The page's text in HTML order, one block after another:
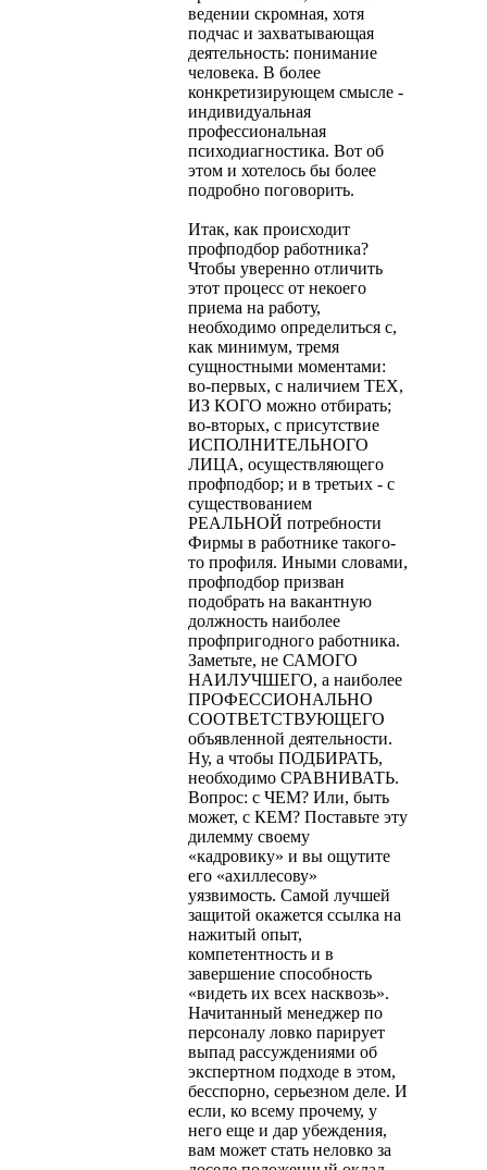
ведении скромная, хотя
подчас и захватывающая
деятельность: понимание
человека. В более
конкретизирующем смысле -
индивидуальная
профессиональная
психодиагностика. Вот об
этом и хотелось бы более
подробно поговорить.
Итак, как происходит
профподбор работника?
Чтобы уверенно отличить
этот процесс от некоего
приема на работу,
необходимо определиться с,
как минимум, тремя
сущностными моментами:
во-первых, с наличием ТЕХ,
ИЗ КОГО можно отбирать;
во-вторых, с присутствие
ИСПОЛНИТЕЛЬНОГО
ЛИЦА, осуществляющего
профподбор; и в третьих - с
существованием
РЕАЛЬНОЙ потреб­ности
Фирмы в работнике такого-
то профиля. Иными словами,
профподбор призван
подобрать на вакантную
должность наиболее
профпригодного работника.
Заметьте, не САМОГО
НАИЛУЧШЕ­ГО, а наиболее
ПРОФЕССИОНАЛЬНО
СООТВЕТСТВУЮЩЕГО
объявленной деятельности.
Ну, а чтобы ПОДБИРАТЬ,
необходимо СРАВНИВАТЬ.
Вопрос: с ЧЕМ? Или, быть
может, с КЕМ? Поставь­те эту
дилемму своему
«кадровику» и вы ощутите
его «ахиллесову»
уязвимость. Самой лучшей
защитой окажется ссылка на
нажитый опыт,
компетентность и в
завершение способность
«видеть их всех насквозь».
Начитанный менеджер по
персоналу ловко парирует
выпад рассуждениями об
экспертном подходе в этом,
бесспорно, серьезном деле. И
если, ко всему прочему, у
него еще и дар убежде­ния,
вам может стать неловко за